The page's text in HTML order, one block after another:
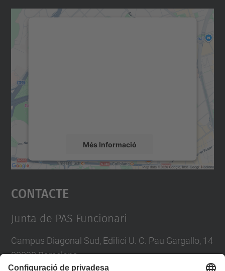
Més Informació
Accepta
powered by
Contacte
Junta de PAS Funcionari
Campus Diagonal Sud, Edifici U. C. Pau Gargallo, 14
08028 Barcelona